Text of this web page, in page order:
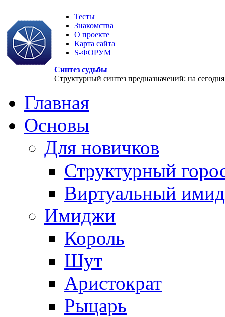
Тесты
Знакомства
О проекте
Карта сайта
S-ФОРУМ
Синтез судьбы
Структурный синтез предназначений: на
Главная
Основы
Для новичков
Структурный
Виртуальный
Имиджи
Король
Шут
Аристократ
Рыцарь